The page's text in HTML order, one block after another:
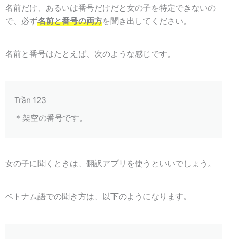
名前だけ、あるいは番号だけだと女の子を特定できないの
で、必ず名前と番号の両方を聞き出してください。
名前と番号はたとえば、次のような感じです。
Trần 123
＊架空の番号です。
女の子に聞くときは、翻訳アプリを使うといいでしょう。
ベトナム語での聞き方は、以下のようになります。